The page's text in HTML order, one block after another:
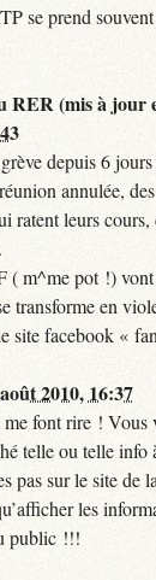
se prend
RER (mis à jour
depuis 6
annulée,
ratent leurs
( m^me pot !) vont
transforme en
site facebook «
2010, 16:37
me font rire ! Vous
telle ou telle
pas sur le site de
les
public !!!